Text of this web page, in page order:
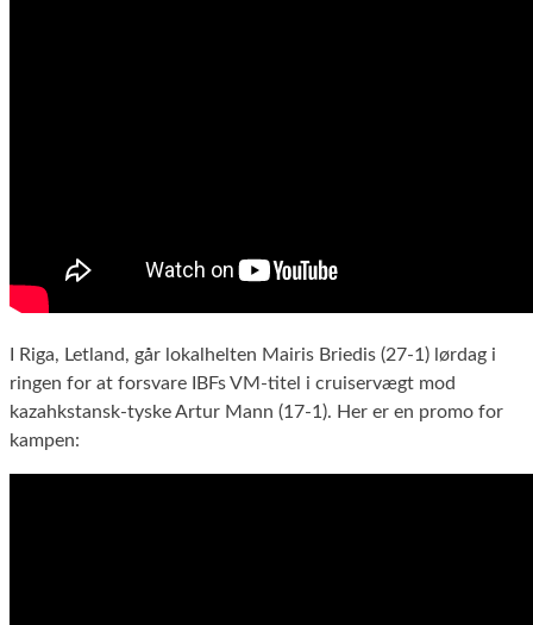
I Riga, Letland, går lokalhelten Mairis Briedis (27-1) lørdag i
ringen for at forsvare IBFs VM-titel i cruiservægt mod
kazahkstansk-tyske Artur Mann (17-1). Her er en promo for
kampen: